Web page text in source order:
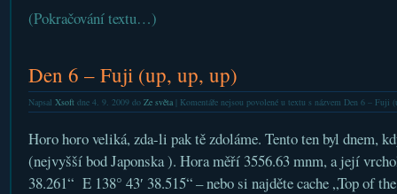
(Pokračování textu…)
Den 6 – Fuji (up, up, up)
Napsal Xsoftdne 4. 9. 2009 do Ze světa| Komentáře nejsou povolenéu textu s názvem Den 6 – Fuji
Horo horo veliká, zda-li pak tě zdoláme. Tento ten byl dnem,
(nejvyšší bod Japonska ). Hora měří 3556.63 mnm, a její
38.261“ E 138° 43′ 38.515“ – nebo si najděte cache „Top of